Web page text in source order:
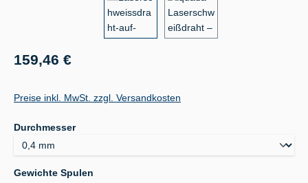
Regulärer Preis:
159,46 €
Preise inkl. MwSt. zzgl. Versandkosten
Durchmesserauswählen
Gewichte Spulen